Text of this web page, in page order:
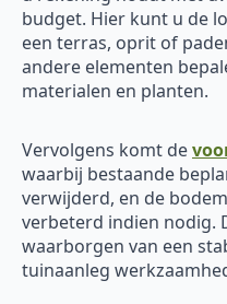
budget. Hier kunt u de
een terras, oprit of
andere elementen
materialen en planten.
Vervolgens komt de
waarbij bestaande
verwijderd, en de
verbeterd indien nodig.
waarborgen van een
tuinaanleg